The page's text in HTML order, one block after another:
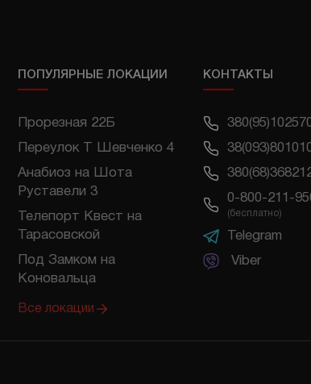
ПОПУЛЯРНЫЕ ЛОКАЦИИ
Прорезная 22Б
Переулок Т Шевченко 4
Анабиоз на Шота
Руставели 3
Телепорт Квест на
Тарасовской
Под Замком на
Коновальца
Все локации
КОНТАКТЫ
0-800-211-
(бесплатно)
Telegram
Viber